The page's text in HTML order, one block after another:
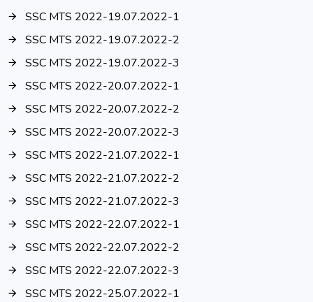
SSC MTS 2022-19.07.2022-1
SSC MTS 2022-19.07.2022-2
SSC MTS 2022-19.07.2022-3
SSC MTS 2022-20.07.2022-1
SSC MTS 2022-20.07.2022-2
SSC MTS 2022-20.07.2022-3
SSC MTS 2022-21.07.2022-1
SSC MTS 2022-21.07.2022-2
SSC MTS 2022-21.07.2022-3
SSC MTS 2022-22.07.2022-1
SSC MTS 2022-22.07.2022-2
SSC MTS 2022-22.07.2022-3
SSC MTS 2022-25.07.2022-1